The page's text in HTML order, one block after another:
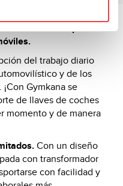
electrónica para
del trabajo diario
y de los
Gymkana se
de llaves de coches
momento y de manera
Con un diseño
con transformador
con facilidad y